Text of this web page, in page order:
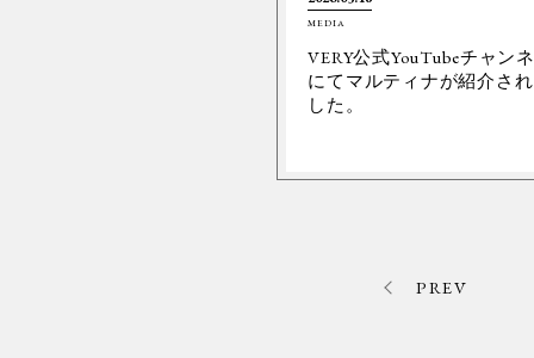
MEDIA
VERY公式YouTubeチャン
にてマルティナが紹介され
した。
PREV